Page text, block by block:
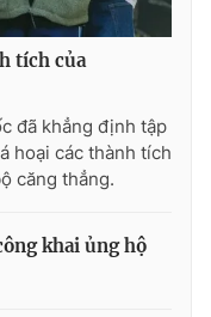
không có sự chấp
khi phát hành lại
tích của
đã khẳng định tập
hoại các thành tích
căng thẳng.
khai ủng hộ